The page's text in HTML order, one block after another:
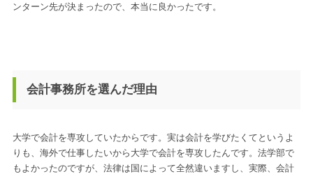
ンターン先が決まったので、本当に良かったです。
会計事務所を選んだ理由
大学で会計を専攻していたからです。実は会計を学びたくてというよ
りも、海外で仕事したいから大学で会計を専攻したんです。法学部で
もよかったのですが、法律は国によって全然違いますし、実際、会計